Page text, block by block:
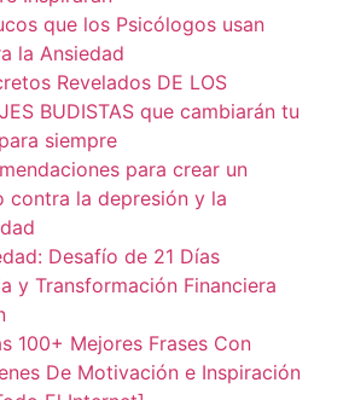
que los Psicólogos usan
la Ansiedad
Revelados DE LOS
BUDISTAS que cambiarán tu
siempre
para crear un
contra la depresión y la
Desafío de 21 Días
y Transformación Financiera
100+ Mejores Frases Con
De Motivación e Inspiración